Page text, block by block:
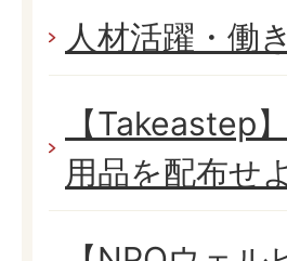
人材活躍・働
【Takeastep
用品を配布せ